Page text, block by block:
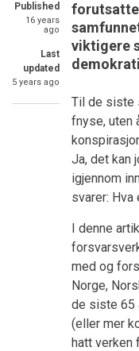
Published
16 years
ago
Last
updated
5 years ago
forutsatte
viktigere
Til de siste
fnyse, uten
Ja, det kan
igjennom
svarer:
I denne
med og
Norge,
de siste 65
(eller mer
hatt verken